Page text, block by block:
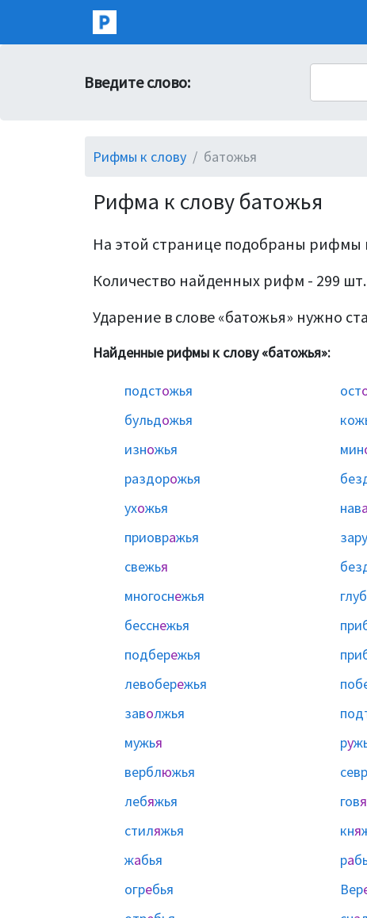
Введите слово:
Рифмы к слову батожья
Рифма к слову батожья
На этой странице подобраны рифмы
Количество найденных рифм - 299 шт.
Ударение в слове «батожья» нужно
Найденные рифмы к слову «батожья»:
подстожья ост
бульдожья
изножья мин
раздорожья
ухожья нава
приовражья
свежья
многоснежья
бесснежья
подбережья
левобережья
заволжья
мужья ру
верблюжья севр
лебяжья говя
стиляжья кня
жабья ра
огребья Вер